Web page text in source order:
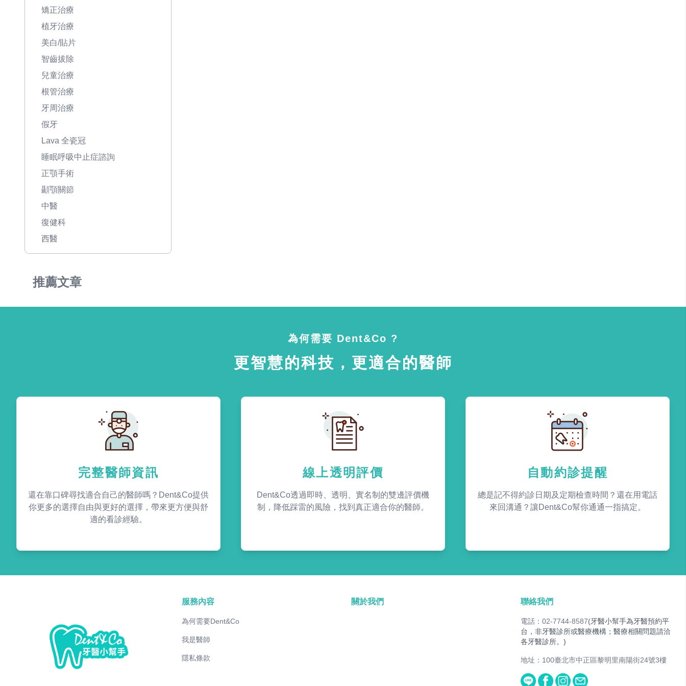
矯正治療
植牙治療
美白/貼片
智齒拔除
兒童治療
根管治療
牙周治療
假牙
Lava 全瓷冠
睡眠呼吸中止症諮詢
正顎手術
顳顎關節
中醫
復健科
西醫
推薦文章
為何需要 Dent&Co ?
更智慧的科技，更適合的醫師
完整醫師資訊
還在靠口碑尋找適合自己的醫師嗎？Dent&Co提供
你更多的選擇自由與更好的選擇，帶來更方便與舒
適的看診經驗。
線上透明評價
Dent&Co透過即時、透明、實名制的雙邊評價機
制，降低踩雷的風險，找到真正適合你的醫師。
自動約診提醒
總是記不得約診日期及定期檢查時間？還在用電話
來回溝通？讓Dent&Co幫你通通一指搞定。
服務內容
為何需要Dent&Co
我是醫師
隱私條款
關於我們 聯絡我們
電話：02-7744-8587(牙醫小幫手為牙醫預約平
台，非牙醫診所或醫療機構；醫療相關問題請洽
各牙醫診所。)
地址：100臺北市中正區黎明里南陽街24號3樓